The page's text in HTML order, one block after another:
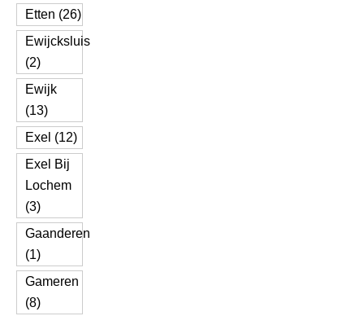
Etten (26)
Ewijcksluis
(2)
Ewijk
(13)
Exel (12)
Exel Bij
Lochem
(3)
Gaanderen
(1)
Gameren
(8)